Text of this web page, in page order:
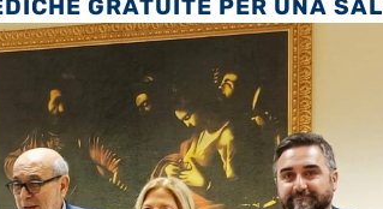
GRATUITE PER UNA